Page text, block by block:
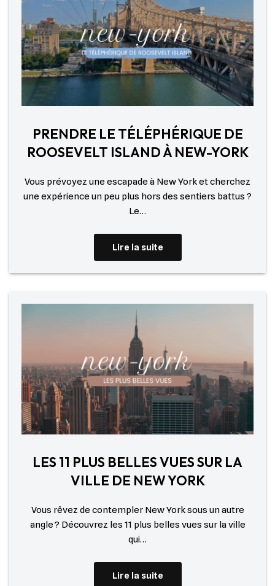
PRENDRE LE TÉLÉPHÉRIQUE DE
ROOSEVELT ISLAND À NEW-YORK
Vous prévoyez une escapade à New York et cherchez
une expérience un peu plus hors des sentiers battus ?
Le…
Lire la suite
LES 11 PLUS BELLES VUES SUR LA
VILLE DE NEW YORK
Vous rêvez de contempler New York sous un autre
angle ? Découvrez les 11 plus belles vues sur la ville
qui…
Lire la suite